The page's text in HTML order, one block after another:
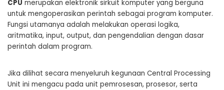
CPU merupakan elektronik sirkuit komputer yang berguna
untuk mengoperasikan perintah sebagai program komputer.
Fungsi utamanya adalah melakukan operasi logika,
aritmatika, input, output, dan pengendalian dengan dasar
perintah dalam program.
Jika dilihat secara menyeluruh kegunaan Central Processing
Unit ini mengacu pada unit pemrosesan, prosesor, serta